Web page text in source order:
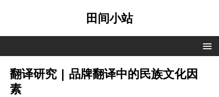
田间小站
翻译研究 | 品牌翻译中的民族文化因
素